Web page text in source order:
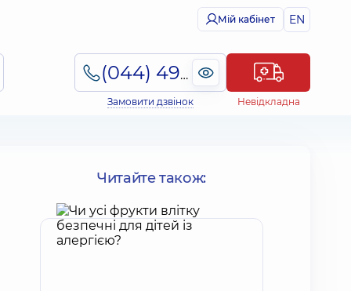
Мій кабінет EN
(044) 495-2-888
Замовити дзвінок Невідкладна
Читайте також: